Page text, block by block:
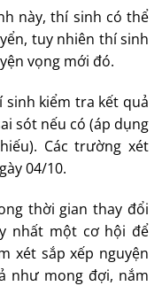
này, thí sinh có thể
tuy nhiên thí sinh
vọng mới đó.
sinh kiểm tra kết quả
sót nếu có (áp dụng
Các trường xét
04/10.
thời gian thay đổi
nhất một cơ hội để
xét sắp xếp nguyện
như mong đợi, nắm